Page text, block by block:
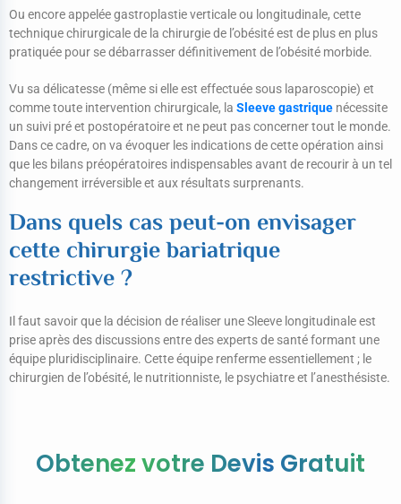
Ou encore appelée gastroplastie verticale ou longitudinale, cette
technique chirurgicale de la chirurgie de l’obésité est de plus en plus
pratiquée pour se débarrasser définitivement de l’obésité morbide.
Vu sa délicatesse (même si elle est effectuée sous laparoscopie) et
comme toute intervention chirurgicale, la Sleeve gastrique nécessite
un suivi pré et postopératoire et ne peut pas concerner tout le monde.
Dans ce cadre, on va évoquer les indications de cette opération ainsi
que les bilans préopératoires indispensables avant de recourir à un tel
changement irréversible et aux résultats surprenants.
Dans quels cas peut-on envisager
cette chirurgie bariatrique
restrictive ?
Il faut savoir que la décision de réaliser une Sleeve longitudinale est
prise après des discussions entre des experts de santé formant une
équipe pluridisciplinaire. Cette équipe renferme essentiellement ; le
chirurgien de l’obésité, le nutritionniste, le psychiatre et l’anesthésiste.
Obtenez votre Devis Gratuit